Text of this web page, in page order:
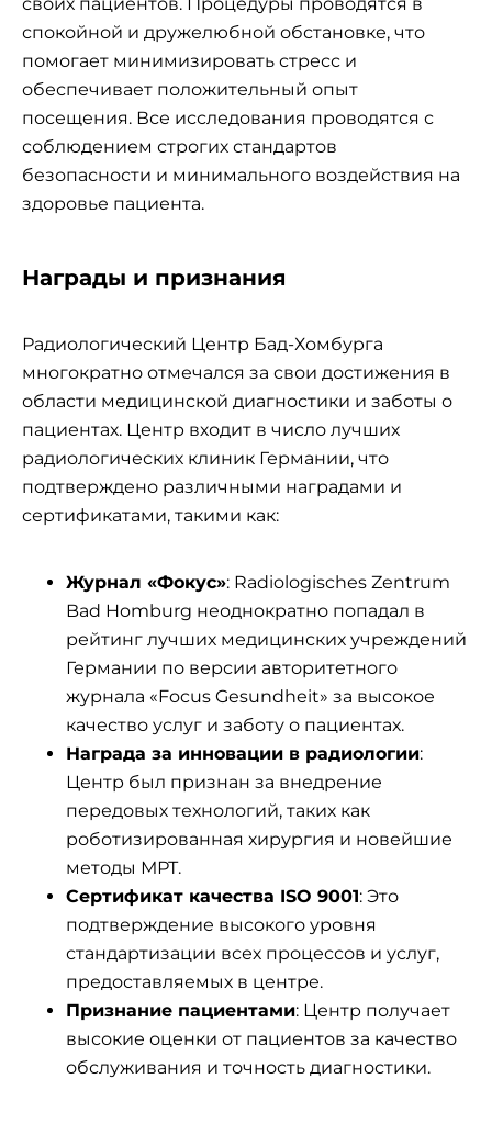
спокойной и дружелюбной обстановке, что
помогает минимизировать стресс и
обеспечивает положительный опыт
посещения. Все исследования проводятся с
соблюдением строгих стандартов
безопасности и минимального воздействия на
здоровье пациента.
Награды и признания
Радиологический Центр Бад-Хомбурга
многократно отмечался за свои достижения в
области медицинской диагностики и заботы о
пациентах. Центр входит в число лучших
радиологических клиник Германии, что
подтверждено различными наградами и
сертификатами, такими как:
Журнал «Фокус»: Radiologisches Zentrum
Bad Homburg неоднократно попадал в
рейтинг лучших медицинских учреждений
Германии по версии авторитетного
журнала «Focus Gesundheit» за высокое
качество услуг и заботу о пациентах.
Награда за инновации в радиологии:
Центр был признан за внедрение
передовых технологий, таких как
роботизированная хирургия и новейшие
методы МРТ.
Сертификат качества ISO 9001: Это
подтверждение высокого уровня
стандартизации всех процессов и услуг,
предоставляемых в центре.
Признание пациентами: Центр получает
высокие оценки от пациентов за качество
обслуживания и точность диагностики.